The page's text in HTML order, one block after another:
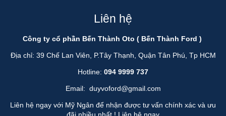
Liên hệ
Công ty cổ phần Bến Thành Oto ( Bến Thành Ford )
Địa chỉ: 39 Chế Lan Viên, P.Tây Thạnh, Quận Tân Phú, Tp HCM
Hotline: 094 9999 737
Email: duyvoford@gmail.com
Liên hệ ngay với Mỹ Ngân để nhận được tư vấn chính xác và ưu